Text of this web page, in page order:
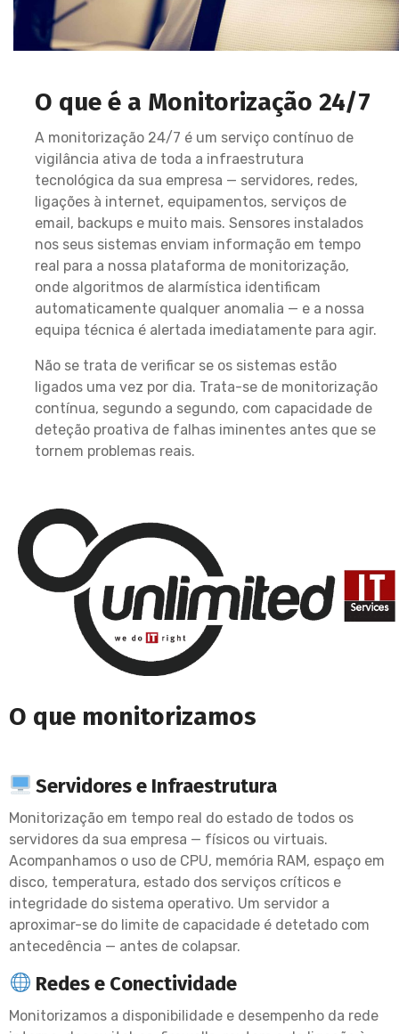
O que é a Monitorização 24/7
A monitorização 24/7 é um serviço contínuo de
vigilância ativa de toda a infraestrutura
tecnológica da sua empresa — servidores, redes,
ligações à internet, equipamentos, serviços de
email, backups e muito mais. Sensores instalados
nos seus sistemas enviam informação em tempo
real para a nossa plataforma de monitorização,
onde algoritmos de alarmística identificam
automaticamente qualquer anomalia — e a nossa
equipa técnica é alertada imediatamente para agir.
Não se trata de verificar se os sistemas estão
ligados uma vez por dia. Trata-se de monitorização
contínua, segundo a segundo, com capacidade de
deteção proativa de falhas iminentes antes que se
tornem problemas reais.
O que monitorizamos
Servidores e Infraestrutura
Monitorização em tempo real do estado de todos os
servidores da sua empresa — físicos ou virtuais.
Acompanhamos o uso de CPU, memória RAM, espaço em
disco, temperatura, estado dos serviços críticos e
integridade do sistema operativo. Um servidor a
aproximar-se do limite de capacidade é detetado com
antecedência — antes de colapsar.
Redes e Conectividade
Monitorizamos a disponibilidade e desempenho da rede